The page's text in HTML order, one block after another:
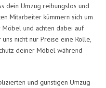
dein Umzug reibungslos und
Mitarbeiter kümmern sich um
und achten dabei auf
nicht nur Preise eine Rolle,
deiner Möbel während
und günstigen Umzug